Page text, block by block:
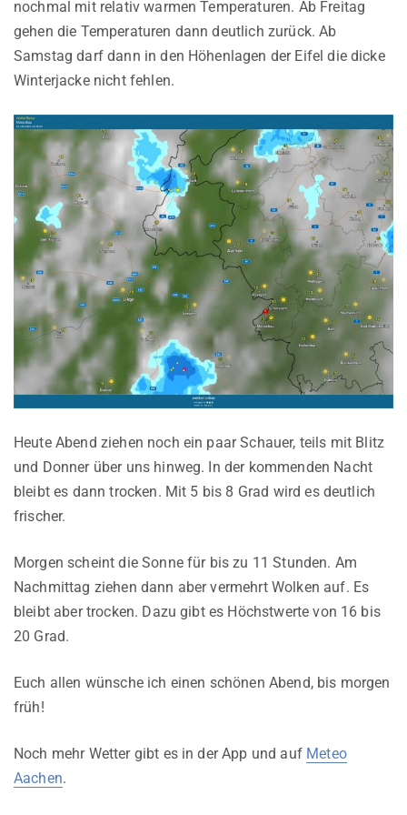
nochmal mit relativ warmen Temperaturen. Ab Freitag
gehen die Temperaturen dann deutlich zurück. Ab
Samstag darf dann in den Höhenlagen der Eifel die dicke
Winterjacke nicht fehlen.
Heute Abend ziehen noch ein paar Schauer, teils mit Blitz
und Donner über uns hinweg. In der kommenden Nacht
bleibt es dann trocken. Mit 5 bis 8 Grad wird es deutlich
frischer.
Morgen scheint die Sonne für bis zu 11 Stunden. Am
Nachmittag ziehen dann aber vermehrt Wolken auf. Es
bleibt aber trocken. Dazu gibt es Höchstwerte von 16 bis
20 Grad.
Euch allen wünsche ich einen schönen Abend, bis morgen
früh!
Noch mehr Wetter gibt es in der App und auf Meteo
Aachen.